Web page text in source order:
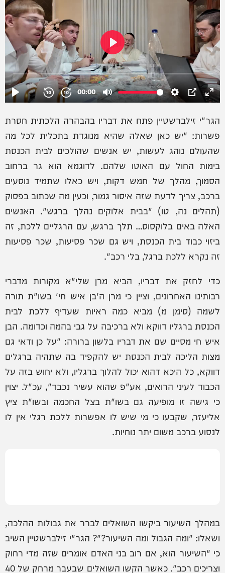
הגר"י זילברשטיין פתח את דבריו בהבהרה הלכתית חסרת
פשרות: "יש כאן שאלה שהיא מנוגדת בתכלית לכל מה
שהעולם נוהג לעשות, יש אנשים שהולכים לבית הכנסת
בימות החול עם האוטו שלהם. לדוגמא הוא גר ברחוב
הסמוך, מהלך של חמש דקות, ויש כאלו שתמיד נוסעים
ברכב, צריך לדעת שזה איסור גמור, וכעין מה שכתוב בפסוק
(תהלים נה, טו) "בבית אלוקים נהלך ברגש". האנשים
האלה באים בלוקסוס… תלך ברגש, עם הרגליים ללכת, זה
ביזוי כבוד בית הכנסת, ויש גם שכר פסיעות, שכר פסיעות
זה נקרא ללכת ברגל, בלי רכב".
כדי לחזק את דבריו, הביא מרן שלי"א מקורות מדברי
רבותינו האחרונים, וציין כי מרן ה'בן איש חי' בשו"ת תורה
לשמה (סימן מ) מביא כמה ראיות שעדיף ללכת לבית
הכנסת ברגליו דווקא ולא ברכיבה על גבי בהמה וכדומה. הבן
איש חי מסיים שם את דבריו בלשון ברורה: "על כן ודאי גם
מצות הליכה לבית הכנסת יש להקפיד בה שתהיה ברגלים
דווקא, כל היכא דהוא יכול להלוך ברגליו, ולא יחוש בזה על
הכבוד לעיני הרואים, אע"פ שהוא עשיר נכבד", עכ"ל. יצוין
כי גישה זו מופיעה גם בשו"ת בצל החכמה ובשו"ת ציץ
אליעזר, שקבעו כי מי שיש לו אפשרות ללכת רגלי אין לו
לנסוע ברכב משום יתר נוחיות.
במהלך השיעור ביקשו השואלים לברר את גבולות ההלכה,
ושאלו: "ומה הגבול ומה השיעור?"? הגר"י זילברשטיין השיב
כי "השיעור הוא, אם רוב בני האדם אומרים שזה מדי רחוק
וצריכים רכב". כאשר הקשו השואלים שבעבר מרחק של 40